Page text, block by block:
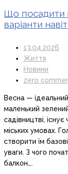
Що посадити
варіанти
13.04.2026
Життя
Новини
zero
Весна —
маленький
садівництві,
міських умовах.
створити їм
уваги. З чого
балкон….